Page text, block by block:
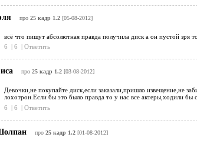
про 25 кадр 1.2[05-08-2012]
всё что пишут абсолютная правда получила диск а он пустой зря
6
| 6 | Ответить
про 25 кадр 1.2[03-08-2012]
Девочки,не покупайте диск,если заказали,пришло извещение,не
лохотрон.Если бы это было правда то у нас все актеры,ходили
6
| 6 | Ответить
про 25 кадр 1.2[01-08-2012]